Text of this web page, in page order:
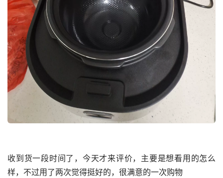
收到货一段时间了，今天才来评价，主要是想看用的怎么
样，不过用了两次觉得挺好的，很满意的一次购物